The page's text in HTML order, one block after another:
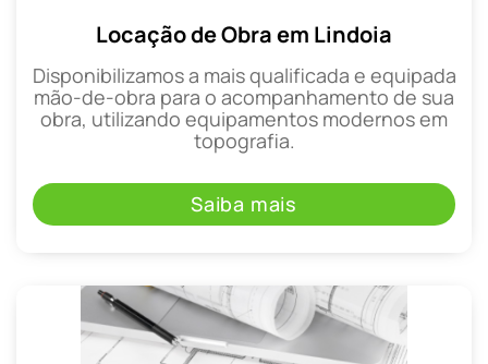
Locação de Obra em Lindoia
Disponibilizamos a mais qualificada e equipada
mão-de-obra para o acompanhamento de sua
obra, utilizando equipamentos modernos em
topografia.
Saiba mais